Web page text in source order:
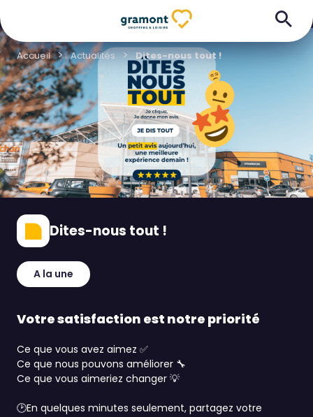
Accueil Actualités Dites-nous tout !
Dites-nous tout !
A la une
Votre satisfaction est notre priorité
Ce que vous avez aimez ✅
Ce que nous pouvons améliorer 🔧
Ce que vous aimeriez changer 💡
🕑En quelques minutes seulement, partagez votre